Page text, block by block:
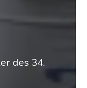
des 34.